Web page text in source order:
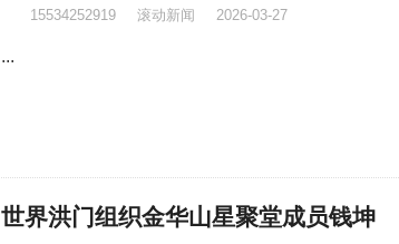
15534252919 滚动新闻 2026-03-27
...
世界洪门组织金华山星聚堂成员钱坤